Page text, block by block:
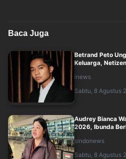
Baca Juga
Betrand Peto
Keluarga,
inews
Sabtu, 8 Agustus
Audrey Bianca
2026, Ibunda
sindonews
Sabtu, 8 Agustus